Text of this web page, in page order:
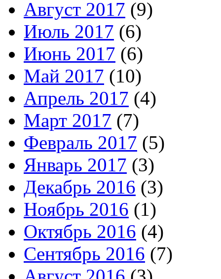
Август 2017 (9)
Июль 2017 (6)
Июнь 2017 (6)
Май 2017 (10)
Апрель 2017 (4)
Март 2017 (7)
Февраль 2017 (5)
Январь 2017 (3)
Декабрь 2016 (3)
Ноябрь 2016 (1)
Октябрь 2016 (4)
Сентябрь 2016 (7)